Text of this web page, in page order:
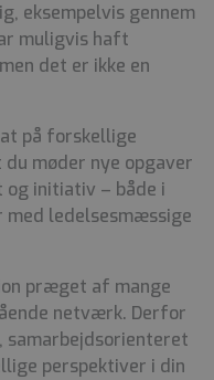
eksempelvis gennem
muligvis haft
det er ikke en
på forskellige
møder nye opgaver
og initiativ – både i
med ledelsesmæssige
præget af mange
netværk. Derfor
perspektiver i din